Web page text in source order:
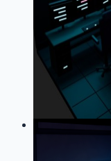
前端踩坑记录
把程序化
显示，屏幕内
记录我如何用
它们重新接回来
0
LOG01
2026-07-10